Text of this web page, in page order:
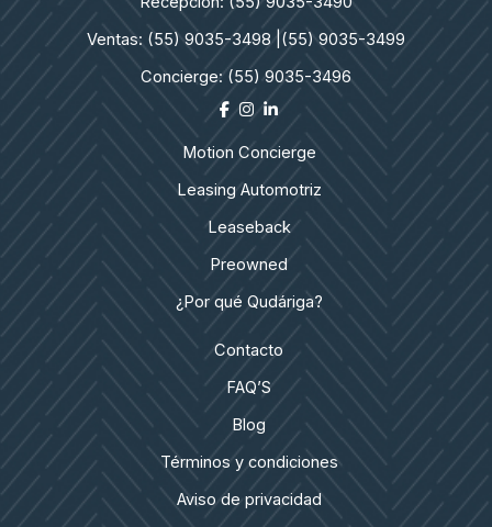
Ventas: (55) 9035-3498 |(55) 9035-3499
Concierge: (55) 9035-3496
Motion Concierge
Leasing Automotriz
Leaseback
Preowned
¿Por qué Qudáriga?
Contacto
FAQ’S
Blog
Términos y condiciones
Aviso de privacidad